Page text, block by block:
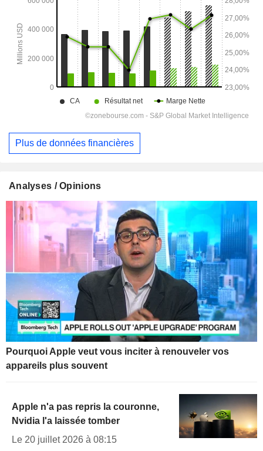
Plus de données financières
Analyses / Opinions
Pourquoi Apple veut vous inciter à renouveler vos
appareils plus souvent
Apple n'a pas repris la couronne,
Nvidia l'a laissée tomber
Le 20 juillet 2026 à 08:15